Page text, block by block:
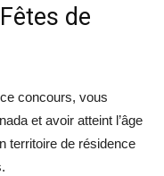
de
concours, vous
et avoir atteint l’âge
territoire de résidence